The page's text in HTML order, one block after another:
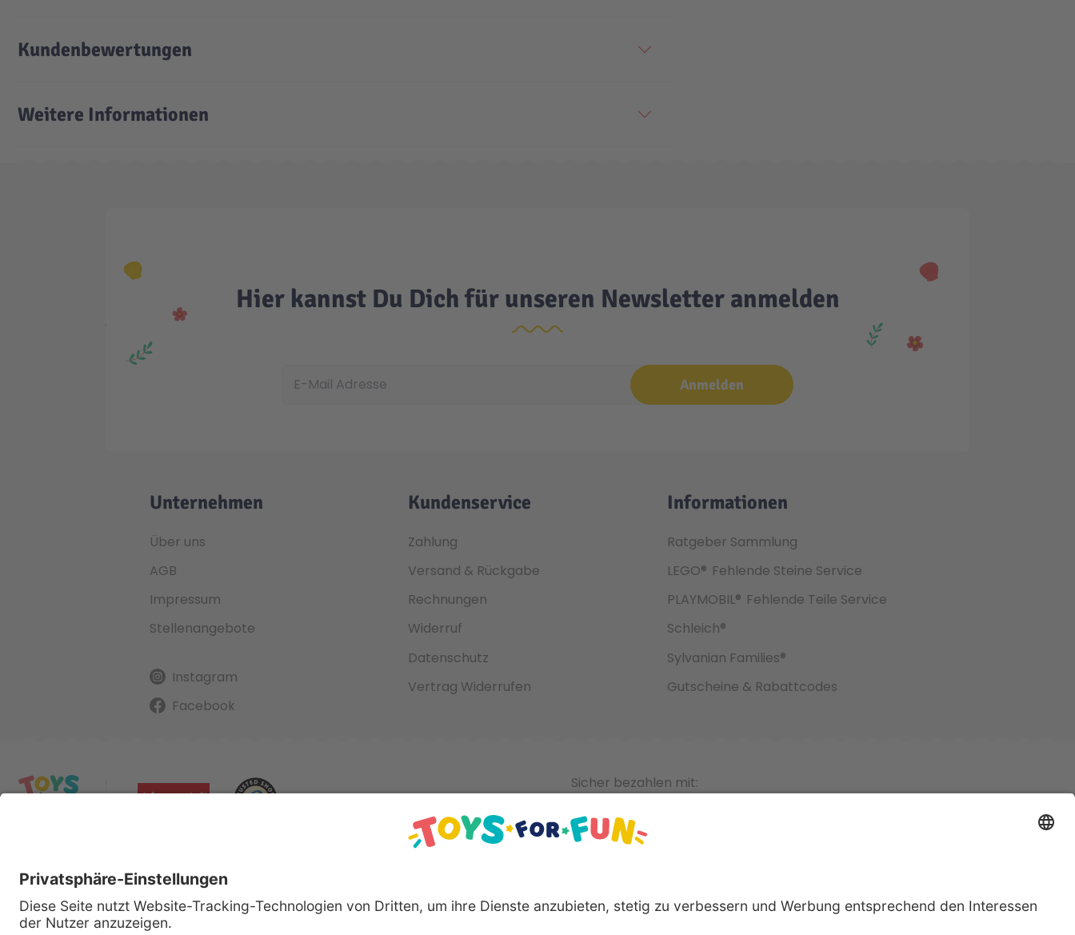
Kundenbewertungen
Weitere Informationen
Hier kannst Du Dich für unseren Newsletter anmelden
Anmelden
Unternehmen
Über uns
AGB
Impressum
Stellenangebote
Instagram
Facebook
Kundenservice
Zahlung
Versand & Rückgabe
Rechnungen
Widerruf
Datenschutz
Vertrag Widerrufen
Informationen
Ratgeber Sammlung
LEGO® Fehlende Steine Service
PLAYMOBIL® Fehlende Teile Service
Schleich®
Sylvanian Families®
Gutscheine & Rabattcodes
Sicher bezahlen mit: